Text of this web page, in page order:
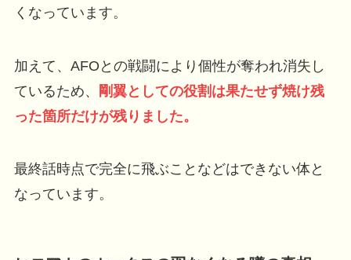
くなっています。
加えて、AFOとの戦闘により個性が奪われ消失し
ているため、
剛翼としての役割は果たせず焼け残
った箇所だけが残りました。
最終話時点で完全に飛ぶことなどはできない体と
なっています。